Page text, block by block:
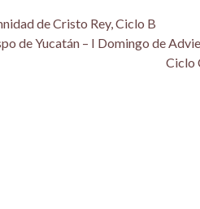
de Cristo Rey, Ciclo B
de Yucatán – I Domingo de
Ciclo